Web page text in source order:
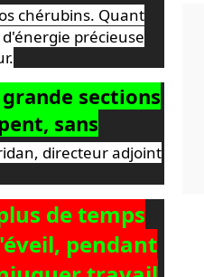
chérubins. Quant
précieuse
sections
sans
directeur adjoint
de temps
pendant